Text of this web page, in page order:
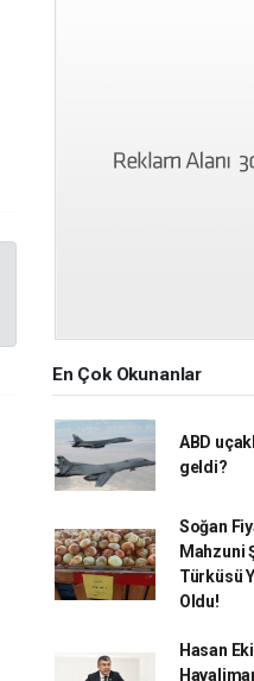
En Çok Okunanlar
ABD
geldi?
Soğan
Mahzuni
Türküsü
Oldu!
Hasan